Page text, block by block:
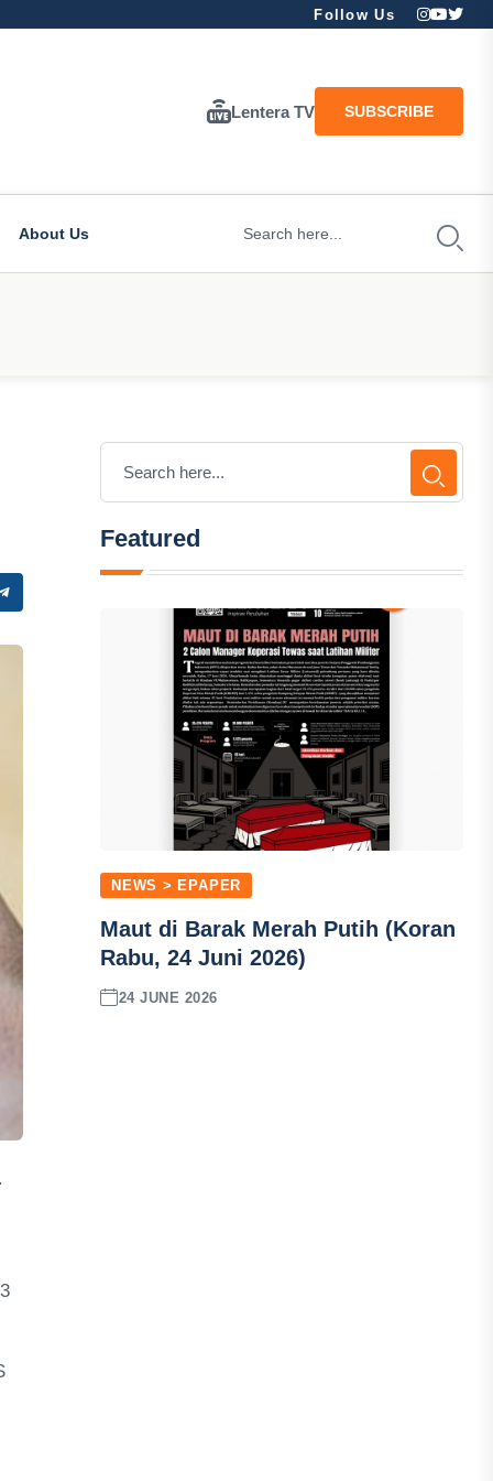
Follow Us
Lentera TV SUBSCRIBE
About Us
Featured
NEWS > EPAPER
Maut di Barak Merah Putih (Koran
Rabu, 24 Juni 2026)
24 JUNE 2026